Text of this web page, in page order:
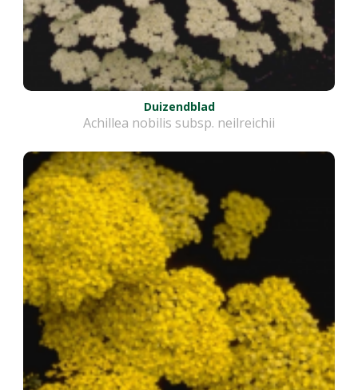
Duizendblad
Achillea nobilis subsp. neilreichii